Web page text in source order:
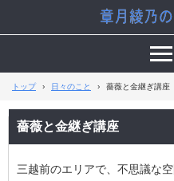
トップ › 日々のこと › 薔薇と金継ぎ講座
薔薇と金継ぎ講座
三越前のエリアで、不思議な